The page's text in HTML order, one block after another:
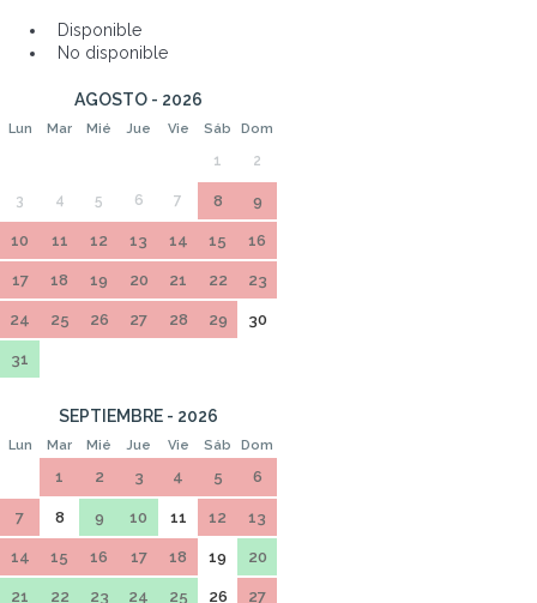
Disponible
No disponible
AGOSTO - 2026
Lun Mar Mié Jue Vie Sáb Dom
1 2
3 4 5 6 7 8 9
10 11 12 13 14 15 16
17 18 19 20 21 22 23
24 25 26 27 28 29 30
31
SEPTIEMBRE - 2026
Lun Mar Mié Jue Vie Sáb Dom
1 2 3 4 5 6
7 8 9 10 11 12 13
14 15 16 17 18 19 20
21 22 23 24 25 26 27